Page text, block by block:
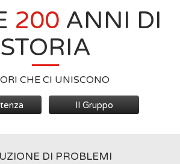
200 ANNI DI
STORIA
CHE CI UNISCONO
Il Gruppo
DI PROBLEMI